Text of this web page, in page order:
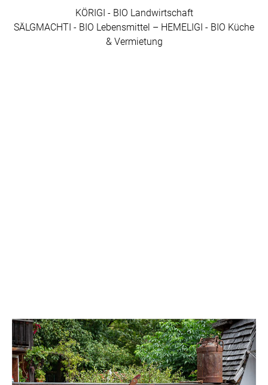
KÖRIGI - BIO Landwirtschaft
SÄLGMACHTI - BIO Lebensmittel – HEMELIGI - BIO Küche
& Vermietung